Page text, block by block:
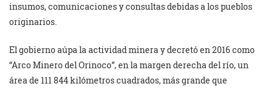
insumos, comunicaciones y consultas debidas a los pueblos
originarios.
El gobierno aúpa la actividad minera y decretó en 2016 como
“Arco Minero del Orinoco”, en la margen derecha del río, un
área de 111 844 kilómetros cuadrados, más grande que